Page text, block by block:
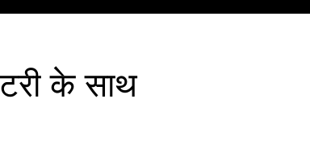
के साथ